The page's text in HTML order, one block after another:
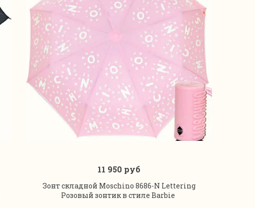
В корзину
11 950 руб
Зонт складной Moschino 8686-N Lettering
Розовый зонтик в стиле Barbie